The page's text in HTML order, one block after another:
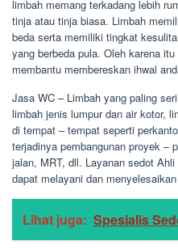
limbah memang terkadang lebih
tinja atau tinja biasa. Limbah
beda serta memiliki tingkat
yang berbeda pula. Oleh karena
membantu membereskan ihwal
Jasa WC – Limbah yang paling
limbah jenis lumpur dan air kotor,
di tempat – tempat seperti
terjadinya pembangunan proyek –
jalan, MRT, dll. Layanan sedot
dapat melayani dan
Lihat juga: Spesialis